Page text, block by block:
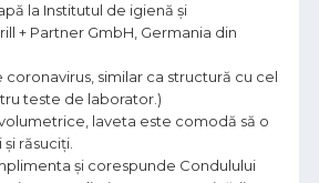
la Institutul de igienă și
+ Partner GmbH, Germania din
coronavirus, similar ca structură cu cel
teste de laborator.)
laveta este comodă să o
răsuciți.
și corespunde Condulului